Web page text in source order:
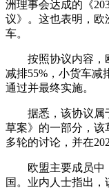
洲理事会达成的《
议》。这也表明，欧
车。
按照协议内容，
减排55%，小货车减
通过并最终实施。
据悉，该协议属
草案》的一部分，该
多轮的讨论，并在
欧盟主要成员中
国。业内人士指出